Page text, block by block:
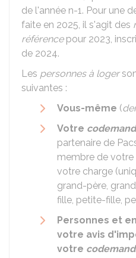
de l'année n-1. Pour une
faite en 2025, il s'agit des
référencepour 2023,
de 2024.
Les personnes à loger
suivantes :
Vous-même (
Votre
partenaire de
membre de votre
votre charge
grand-père,
fille, petite-fille,
Personnes et
votre avis
votre